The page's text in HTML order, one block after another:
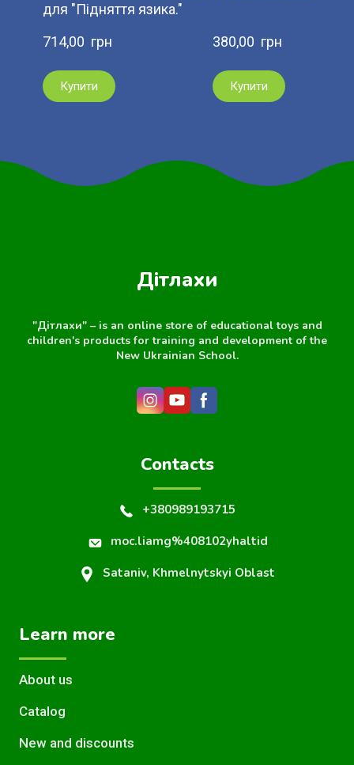
для "Підняття язика."
714,00  грн
Купити
380,00  грн
Купити
Дітлахи
"Дітлахи" – is an online store of educational toys and
children's products for training and development of the
New Ukrainian School.
Contacts
+380989193715
moc.liamg%408102yhaltid
Sataniv, Khmelnytskyi Oblast
Learn more
About us
Catalog
New and discounts